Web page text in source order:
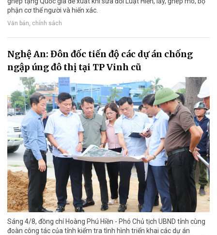
phận cơ thể người và hiến xác.
Văn bản, chính sách
Nghệ An: Đôn đốc tiến độ các dự án chống
ngập úng đô thị tại TP Vinh cũ
Sáng 4/8, đồng chí Hoàng Phú Hiền - Phó Chủ tịch UBND tỉnh cùng
đoàn công tác của tỉnh kiểm tra tình hình triển khai các dự án